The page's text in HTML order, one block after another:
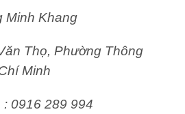
Minh Khang
Thọ, Phường Thông
Minh
0916 289 994